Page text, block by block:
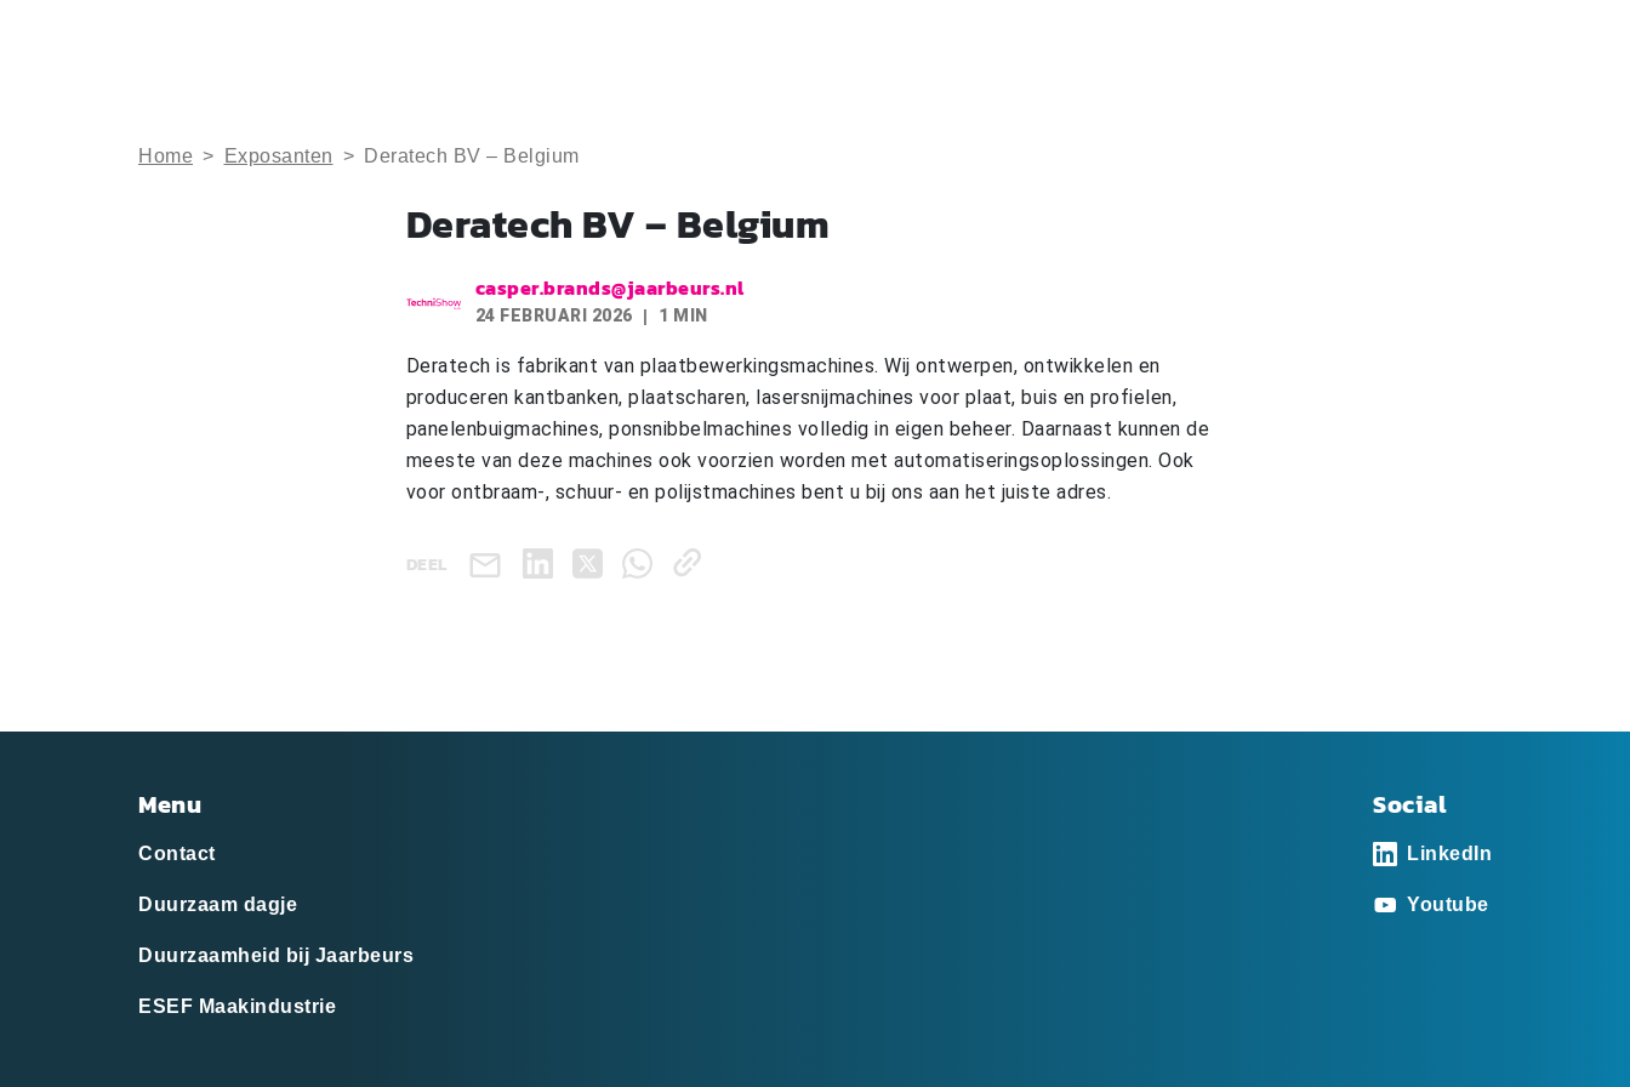
Home > Exposanten > Deratech BV – Belgium
Deratech BV – Belgium
casper.brands@jaarbeurs.nl
24 FEBRUARI 2026 1 MIN
Deratech is fabrikant van plaatbewerkingsmachines. Wij ontwerpen, ontwikkelen en
produceren kantbanken, plaatscharen, lasersnijmachines voor plaat, buis en profielen,
panelenbuigmachines, ponsnibbelmachines volledig in eigen beheer. Daarnaast kunnen de
meeste van deze machines ook voorzien worden met automatiseringsoplossingen. Ook
voor ontbraam-, schuur- en polijstmachines bent u bij ons aan het juiste adres.
DEEL
Menu
Contact
Duurzaam dagje
Duurzaamheid bij Jaarbeurs
ESEF Maakindustrie
Social
LinkedIn
Youtube